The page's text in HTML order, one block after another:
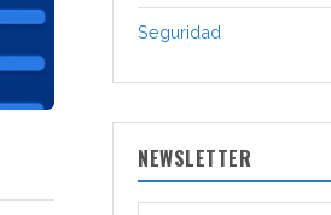
Seguridad
NEWSLETTER